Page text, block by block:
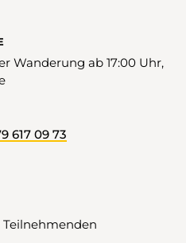
Wanderung ab 17:00 Uhr,
617 09 73